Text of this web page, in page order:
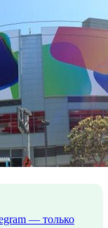
— только